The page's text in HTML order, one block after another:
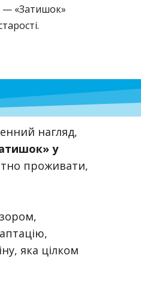
— «Затишок»
нагляд,
у
проживати,
яка цілком